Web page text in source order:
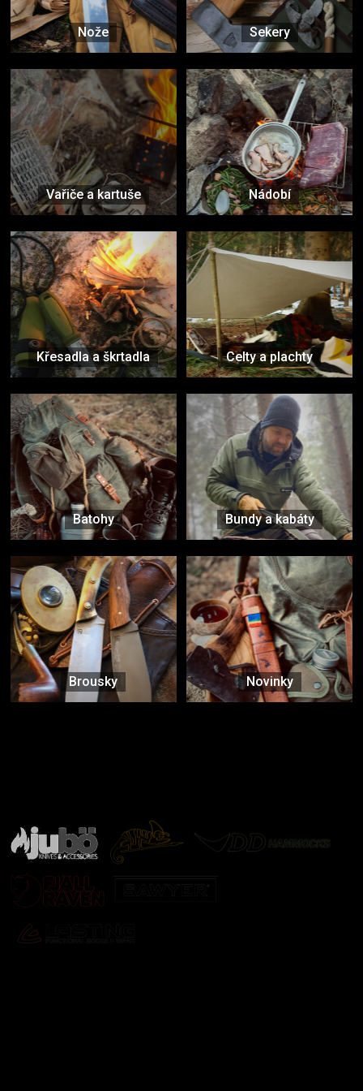
Nože Sekery
Vařiče a kartuše Nádobí
Křesadla a škrtadla Celty a plachty
Batohy Bundy a kabáty
Brousky Novinky